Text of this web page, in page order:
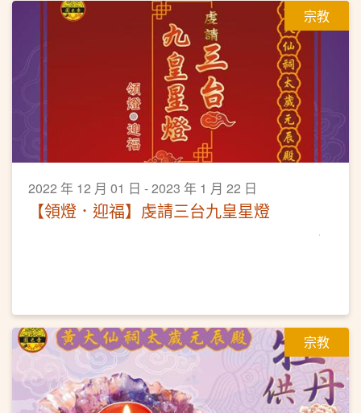
宗教
2022 年 12 月 01 日 - 2023 年 1 月 22 日
【領燈．迎福】虔請三台九皇星燈
宗教